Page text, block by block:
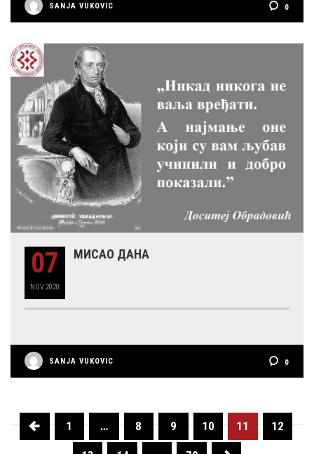
SANJA VUKOVIC 0
07
NOV 2020
МИСАО ДАНА
SANJA VUKOVIC 0
1 … 8 9 10 11 12